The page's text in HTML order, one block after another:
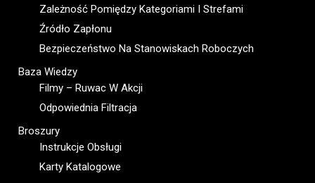
Zależność Pomiędzy Kategoriami I Strefami
Źródło Zapłonu
Bezpieczeństwo Na Stanowiskach Roboczych
Baza Wiedzy
Filmy – Ruwac W Akcji
Odpowiednia Filtracja
Broszury
Instrukcje Obsługi
Karty Katalogowe